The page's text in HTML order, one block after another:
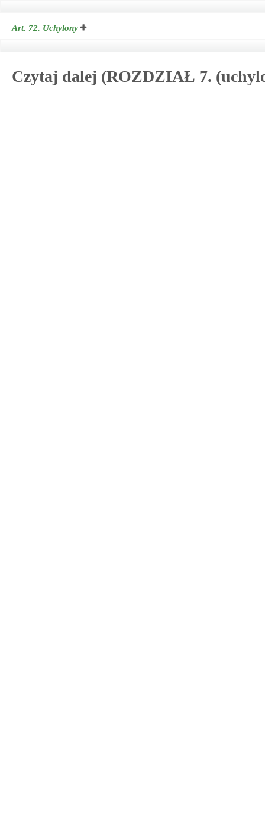
Art. 72. Uchylony
Czytaj dalej (ROZDZIAŁ 7.